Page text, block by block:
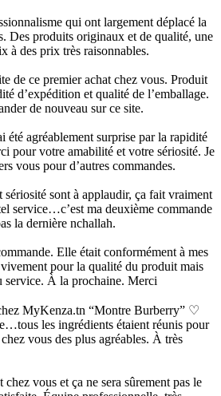
qui ont largement déplacé la
Des produits originaux et de qualité, une
à des prix très raisonnables.
de ce premier achat chez vous. Produit
d’expédition et qualité de l’emballage.
de nouveau sur ce site.
été agréablement surprise par la rapidité
pour votre amabilité et votre sériosité. Je
vous pour d’autres commandes.
sériosité sont à applaudir, ça fait vraiment
service…c’est ma deuxième commande
la dernière nchallah.
Elle était conformément à mes
pour la qualité du produit mais
service. À la prochaine. Merci
MyKenza.tn “Montre Burberry” ♡
les ingrédients étaient réunis pour
vous des plus agréables. À très
vous et ça ne sera sûrement pas le